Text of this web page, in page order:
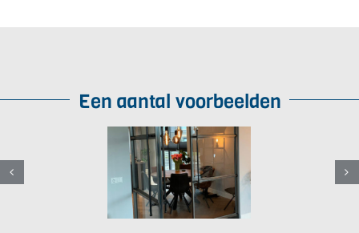
Een aantal voorbeelden